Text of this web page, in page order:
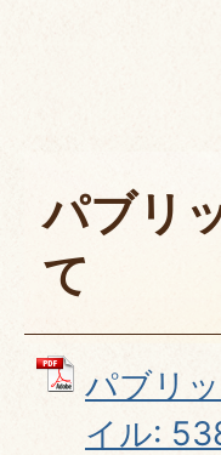
パブリ
て
パブリ
イル: